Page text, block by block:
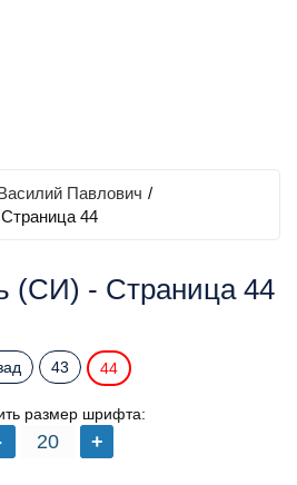
Павлович /
44
(СИ) - Страница 44
43 44
размер шрифта: